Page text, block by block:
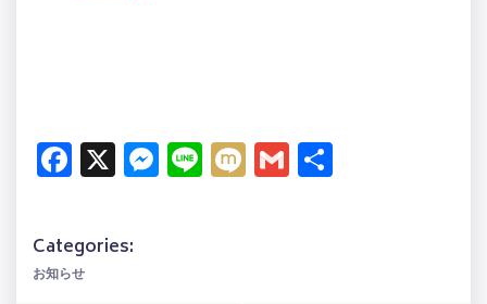
Facebook
X Messenger
LineMixiGmail
Categories:
お知らせ